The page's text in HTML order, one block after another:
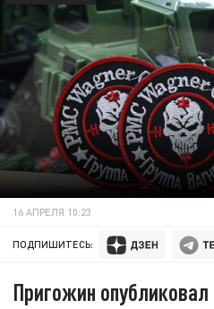
16 АПРЕЛЯ 10:23
ПОДПИШИТЕСЬ:
Пригожин